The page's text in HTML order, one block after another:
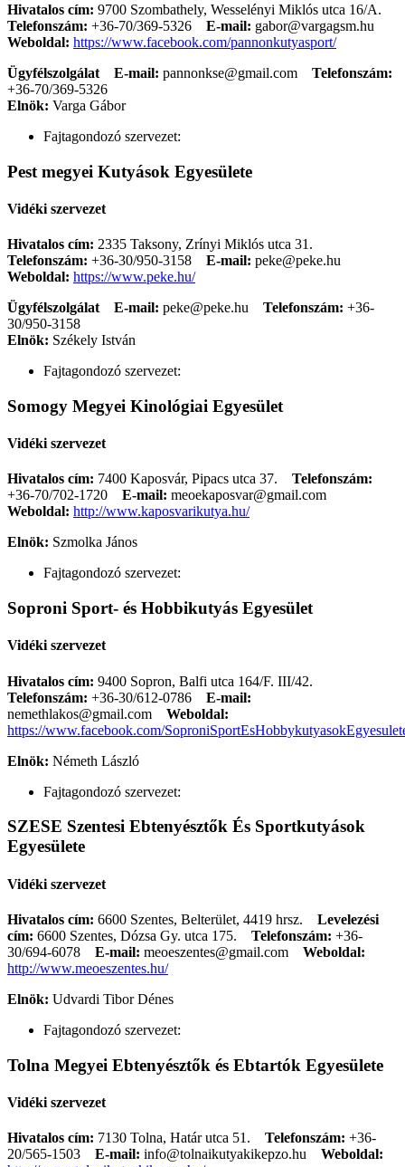
Hivatalos cím: 9700 Szombathely, Wesselényi Miklós utca 16/A.
Telefonszám: +36-70/369-5326 E-mail: gabor@vargagsm.hu
Weboldal: https://www.facebook.com/pannonkutyasport/
Ügyfélszolgálat
E-mail: pannonkse@gmail.com
Telefonszám:
+36-70/369-5326
Elnök: Varga Gábor
Fajtagondozó szervezet:
Pest megyei Kutyások Egyesülete
Vidéki szervezet
Hivatalos cím: 2335 Taksony, Zrínyi Miklós utca 31.
Telefonszám: +36-30/950-3158 E-mail: peke@peke.hu
Weboldal: https://www.peke.hu/
Ügyfélszolgálat
E-mail: peke@peke.hu Telefonszám: +36-
30/950-3158
Elnök: Székely István
Fajtagondozó szervezet:
Somogy Megyei Kinológiai Egyesület
Vidéki szervezet
Hivatalos cím: 7400 Kaposvár, Pipacs utca 37. Telefonszám:
+36-70/702-1720
E-mail: meoekaposvar@gmail.com
Weboldal: http://www.kaposvarikutya.hu/
Elnök: Szmolka János
Fajtagondozó szervezet:
Soproni Sport- és Hobbikutyás Egyesület
Vidéki szervezet
Hivatalos cím: 9400 Sopron, Balfi utca 164/F. III/42.
Telefonszám: +36-30/612-0786
E-mail:
nemethlakos@gmail.com
Weboldal:
https://www.facebook.com/
Elnök: Németh László
Fajtagondozó szervezet:
SZESE Szentesi Ebtenyésztők És Sportkutyások
Egyesülete
Vidéki szervezet
Hivatalos cím: 6600 Szentes, Belterület, 4419 hrsz. Levelezési
cím: 6600 Szentes, Dózsa Gy. utca 175. Telefonszám: +36-
30/694-6078
E-mail: meoeszentes@gmail.com
Weboldal:
http://www.meoeszentes.hu/
Elnök: Udvardi Tibor Dénes
Fajtagondozó szervezet:
Tolna Megyei Ebtenyésztők és Ebtartók Egyesülete
Vidéki szervezet
Hivatalos cím: 7130 Tolna, Határ utca 51. Telefonszám: +36-
20/565-1503
E-mail: info@tolnaikutyakikepzo.hu
Weboldal: